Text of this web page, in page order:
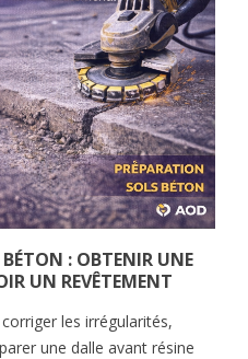
: OBTENIR UNE
UN REVÊTEMENT
les irrégularités,
une dalle avant résine